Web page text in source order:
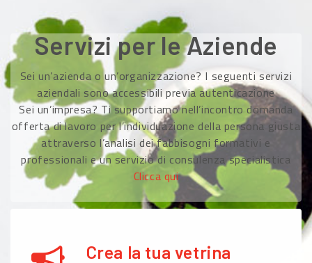
Servizi per le Aziende
Sei un’azienda o un’organizzazione? I seguenti servizi
aziendali sono accessibili previa autenticazione
Sei un’impresa? Ti supportiamo nell’incontro domanda
offerta di lavoro per l’individuazione della persona giusta
attraverso l’analisi dei fabbisogni formativi e
professionali e un servizio di consulenza specialistica
Clicca qui
Crea la tua vetrina